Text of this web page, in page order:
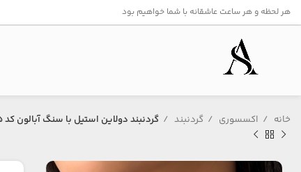
هر لحظه و هر ساعت عاشقانه با شما خواهیم بود
خانه اکسسوری گردنبند گردنبند دولاین استیل با سنگ آبالون کد ۱۳۵